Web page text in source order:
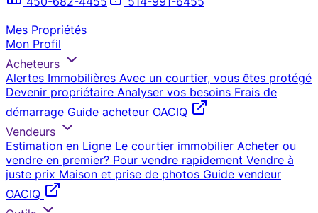
Mes Propriétés
Mon Profil
Acheteurs
Alertes Immobilières Avec un courtier, vous êtes protégé
Devenir propriétaire Analyser vos besoins Frais de
démarrage Guide acheteur OACIQ
Vendeurs
Estimation en Ligne Le courtier immobilier Acheter ou
vendre en premier? Pour vendre rapidement Vendre à
juste prix Maison et prise de photos Guide vendeur
OACIQ